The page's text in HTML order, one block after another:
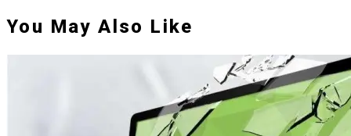
You May Also Like